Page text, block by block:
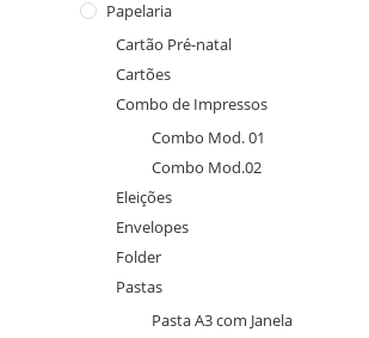
Papelaria
Cartão Pré-natal
Cartões
Combo de Impressos
Combo Mod. 01
Combo Mod.02
Eleições
Envelopes
Folder
Pastas
Pasta A3 com Janela